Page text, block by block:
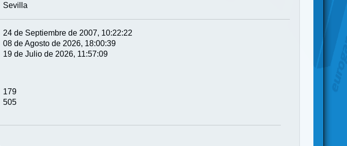
Sevilla
24 de Septiembre de 2007, 10:22:22
08 de Agosto de 2026, 18:00:39
19 de Julio de 2026, 11:57:09
179
505